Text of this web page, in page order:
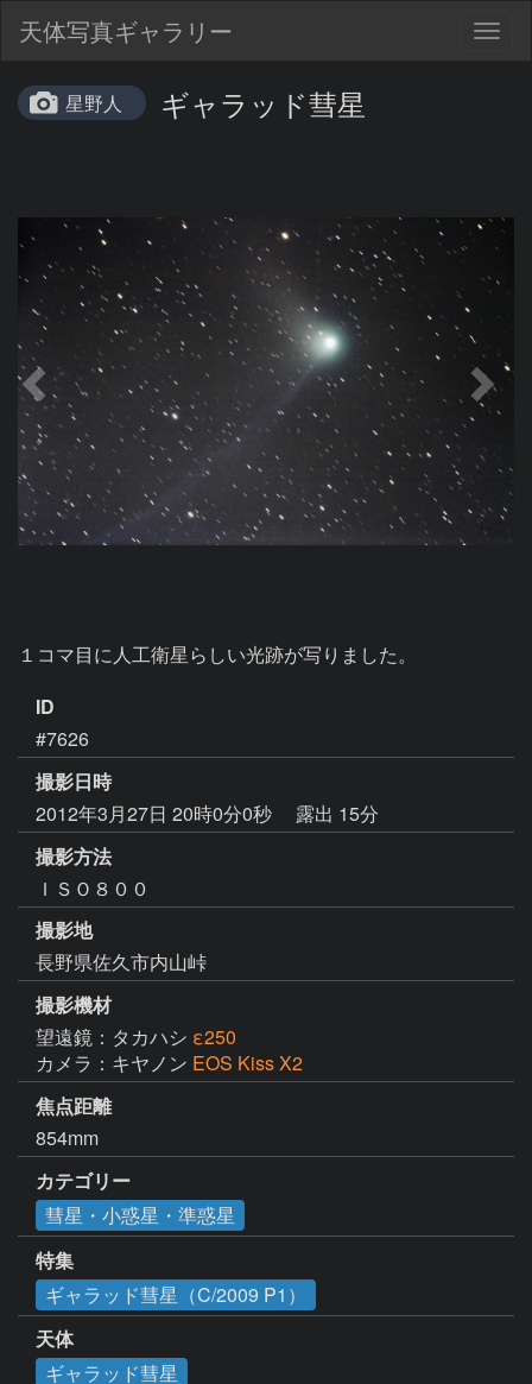
天体写真ギャラリー
星野人 ギャラッド彗星
１コマ目に人工衛星らしい光跡が写りました。
ID
#7626
撮影日時
2012年3月27日 20時0分0秒
露出 15分
撮影方法
ＩＳＯ８００
撮影地
長野県佐久市内山峠
撮影機材
望遠鏡：タカハシ ε250
カメラ：キヤノン EOS Kiss X2
焦点距離
854mm
カテゴリー
彗星・小惑星・準惑星
特集
ギャラッド彗星（C/2009 P1）
天体
ギャラッド彗星